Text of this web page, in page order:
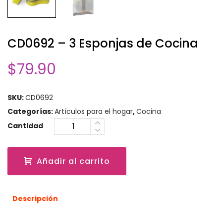
CD0692 – 3 Esponjas de Cocina
$79.90
SKU:CD0692
Categorías:Artículos para el hogar,Cocina
Cantidad
Añadir al carrito
Descripción